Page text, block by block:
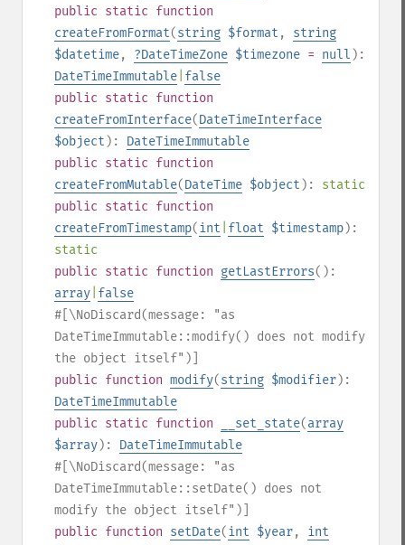
public static function
createFromFormat(string $format , string
$datetime, ?DateTimeZone $timezone = null ):
DateTimeImmutable false
public static function
createFromInterface(DateTimeInterface
$object ): DateTimeImmutable
public static function
createFromMutable(DateTime $object ): static
public static function
createFromTimestamp(int float $timestamp):
static
public static function getLastErrors():
array false
#[\NoDiscard(message: "as
DateTimeImmutable::modify() does not modify
the object itself")]
public function modify(string $modifier):
DateTimeImmutable
public static function __set_state(array
$array): DateTimeImmutable
#[\NoDiscard(message: "as
DateTimeImmutable::setDate() does not
modify the object itself")]
public function setDate(int $year, int